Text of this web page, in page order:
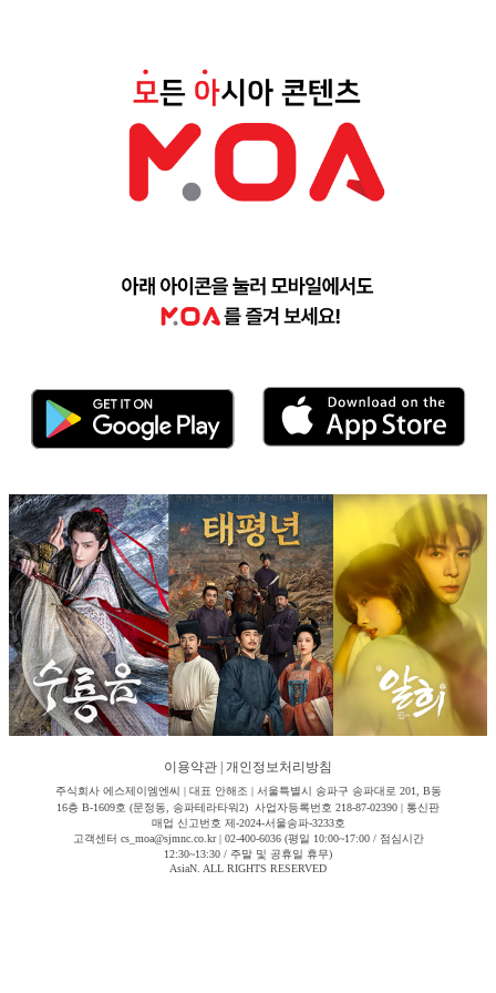
이용약관 개인정보처리방침
주식회사 에스제이엠엔씨 | 대표 안해조 | 서울특별시 송파구 송파대로 201, B동
16층 B-1609호 (문정동, 송파테라타워2) 사업자등록번호 218-87-02390 | 통신판
매업 신고번호 제-2024-서울송파-3233호
고객센터 cs_moa@sjmnc.co.kr | 02-400-6036 (평일 10:00~17:00 / 점심시간
12:30~13:30 / 주말 및 공휴일 휴무)
AsiaN. ALL RIGHTS RESERVED